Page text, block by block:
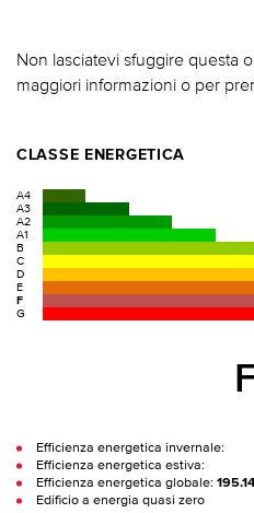
Non lasciatevi sfuggire questa
maggiori informazioni o per
CLASSE ENERGETICA
A4
A3
A2
A1
B
C
D
E
F
G
Efficienza energetica invernale:
Efficienza energetica estiva:
Efficienza energetica globale:
Edificio a energia quasi zero